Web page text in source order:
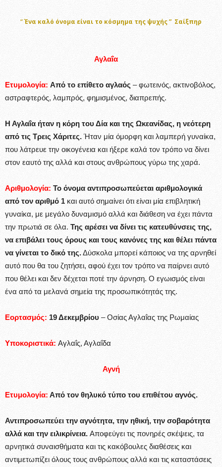
“Ένα καλό όνομα είναι το κόσμημα της ψυχής ” Σαίξπηρ
Αγλαΐα
Ετυμολογία: Από το επίθετο αγλαός – φωτεινός, ακτινοβόλος,
αστραφτερός, λαμπρός, φημισμένος, διαπρεπής.
Η Αγλαΐα ήταν η κόρη του Δία και της Ωκεανίδας, η νεότερη
από τις Τρεις Χάριτες. Ήταν μία όμορφη και λαμπερή γυναίκα,
που λάτρευε την οικογένεια και ήξερε καλά τον τρόπο να δίνει
στον εαυτό της αλλά και στους ανθρώπους γύρω της χαρά.
Αριθμολογία: Το όνομα αντιπροσωπεύεται αριθμολογικά
από τον αριθμό 1 και αυτό σημαίνει ότι είναι μία επιβλητική
γυναίκα, με μεγάλο δυναμισμό αλλά και διάθεση να έχει πάντα
την πρωτιά σε όλα. Της αρέσει να δίνει τις κατευθύνσεις της,
να επιβάλει τους όρους και τους κανόνες της και θέλει πάντα
να γίνεται το δικό της.Δύσκολα μπορεί κάποιος να της αρνηθεί
αυτό που θα του ζητήσει, αφού έχει τον τρόπο να παίρνει αυτό
που θέλει και δεν δέχεται ποτέ την άρνηση. Ο εγωισμός είναι
ένα από τα μελανά σημεία της προσωπικότητάς της.
Εορτασμός: 19 Δεκεμβρίου – Οσίας Αγλαΐας της Ρωμαίας
Υποκοριστικά: Αγλαΐς, Αγλαΐδα
Αγνή
Ετυμολογία: Από τον θηλυκό τύπο του επιθέτου αγνός.
Αντιπροσωπεύει την αγνότητα, την ηθική, την σοβαρότητα
αλλά και την ειλικρίνεια. Αποφεύγει τις πονηρές σκέψεις, τα
αρνητικά συναισθήματα και τις κακόβουλες διαθέσεις και
αντιμετωπίζει όλους τους ανθρώπους αλλά και τις καταστάσεις